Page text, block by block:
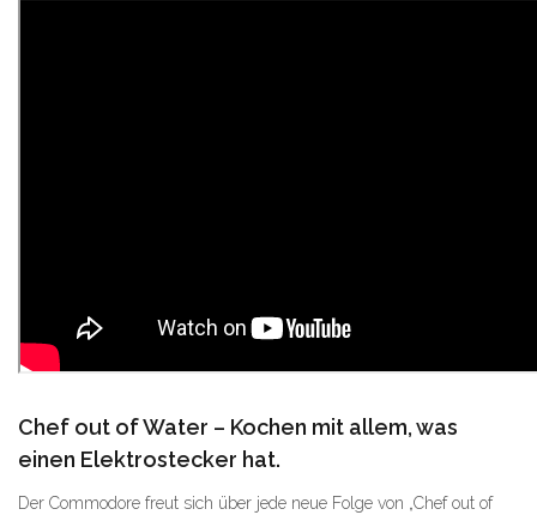
Chef out of Water – Kochen mit allem, was
einen Elektrostecker hat.
Der Commodore freut sich über jede neue Folge von „Chef out of